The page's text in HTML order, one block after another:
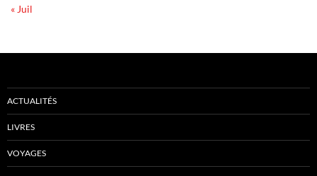
« Juil
ACTUALITÉS
LIVRES
VOYAGES